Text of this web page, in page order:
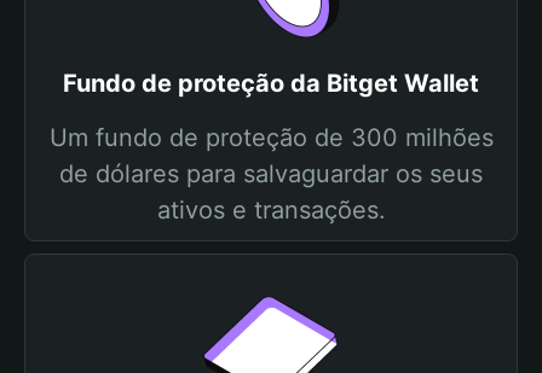
Fundo de proteção da Bitget Wallet
Um fundo de proteção de 300 milhões
de dólares para salvaguardar os seus
ativos e transações.